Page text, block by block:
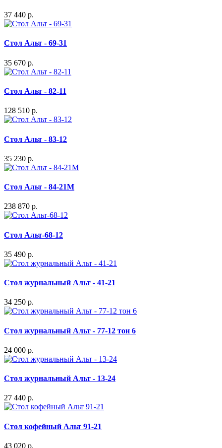
37 440 р.
Стол Альт - 69-31
35 670 р.
Стол Альт - 82-11
128 510 р.
Стол Альт - 83-12
35 230 р.
Стол Альт - 84-21M
238 870 р.
Стол Альт-68-12
35 490 р.
Стол журнальный Альт - 41-21
34 250 р.
Стол журнальный Альт - 77-12 тон 6
24 000 р.
Стол журнальный Альт - 13-24
27 440 р.
Стол кофейный Альт 91-21
43 020 р.